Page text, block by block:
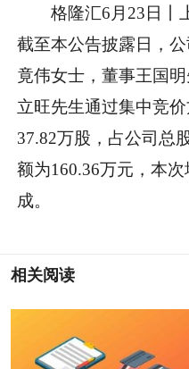
格隆汇6月23日丨
截至本公告披露日，
竟伟女士，董事王国
立旺先生通过集中竞
37.82万股，占公司总
额为160.36万元，本
成。
相关阅读